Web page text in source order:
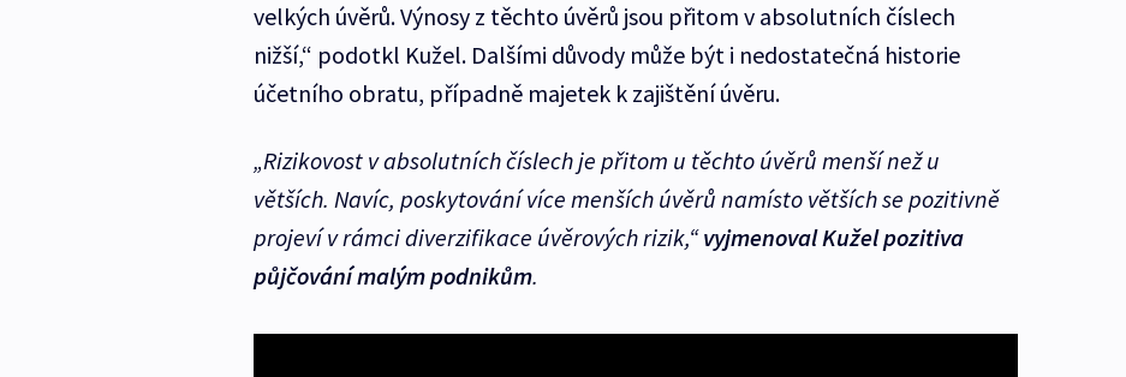
velkých úvěrů. Výnosy z těchto úvěrů jsou přitom v absolutních číslech
nižší,“ podotkl Kužel. Dalšími důvody může být i nedostatečná historie
účetního obratu, případně majetek k zajištění úvěru.
„Rizikovost v absolutních číslech je přitom u těchto úvěrů menší než u
větších. Navíc, poskytování více menších úvěrů namísto větších se pozitivně
projeví v rámci diverzifikace úvěrových rizik,“vyjmenoval Kužel pozitiva
půjčování malým podnikům.